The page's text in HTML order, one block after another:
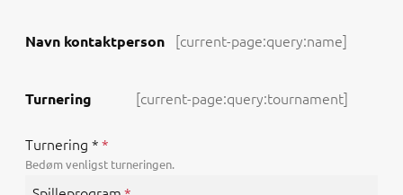
Navn kontaktperson
Turnering
Turnering *
Bedøm venligst turneringen.